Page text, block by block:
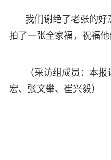
我们谢绝了老张的
拍了一张全家福，祝福他
（采访组成员：本
宏、张文攀、崔兴毅）